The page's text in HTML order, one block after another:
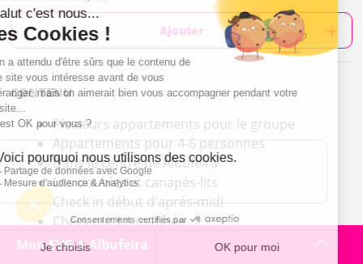
Ajouter
CONTENU
Plusieurs appartements pour le groupe
Appartements pour 4-6 personnes
Dans le centre de Albufeira
Lits doubles et canapés-lits
Check in début d'après-midi
Check out fin matinée
Un dépôt de garantie peut être demandé au
Mon EVG à Albufeira